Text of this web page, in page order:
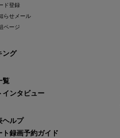
ド登録
らせメール
ページ
ング
覧
インタビュー
ヘルプ
ト録画予約ガイド